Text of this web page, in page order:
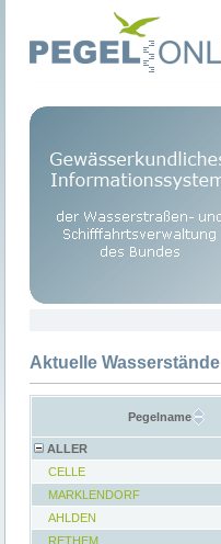
Aktuelle Wasserstände
Pegelname
ALLER
CELLE
MARKLENDORF
AHLDEN
RETHEM